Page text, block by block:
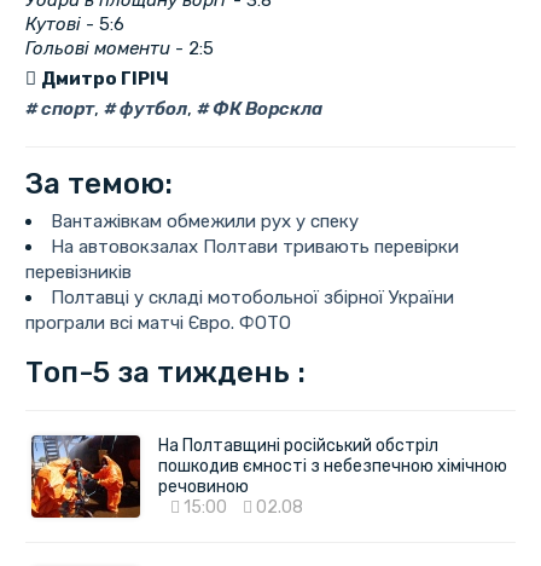
Кутові- 5:6
Гольові моменти- 2:5
Дмитро ГІРІЧ
спорт, футбол, ФК Ворскла
За темою:
Вантажівкам обмежили рух у спеку
На автовокзалах Полтави тривають перевірки
перевізників
Полтавці у складі мотобольної збірної України
програли всі матчі Євро. ФОТО
Топ-5 за тиждень :
На Полтавщині російський обстріл
пошкодив ємності з небезпечною хімічною
речовиною
15:00
02.08